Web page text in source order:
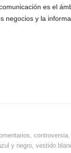
es el
negocios y la
, controversia,
y negro, vestido